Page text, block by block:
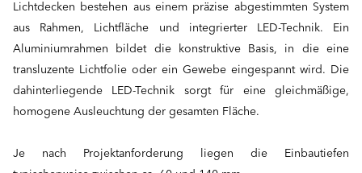
Lichtdecken bestehen aus einem präzise abgestimmten System
aus Rahmen, Lichtfläche und integrierter LED-Technik. Ein
Aluminiumrahmen bildet die konstruktive Basis, in die eine
transluzente Lichtfolie oder ein Gewebe eingespannt wird. Die
dahinterliegende LED-Technik sorgt für eine gleichmäßige,
homogene Ausleuchtung der gesamten Fläche.
Je nach Projektanforderung liegen die Einbautiefen